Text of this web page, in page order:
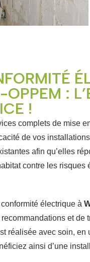
:
!
complets de mise
de vos
afin qu’elles
contre les
électrique à
et de
réalisée avec soin,
ainsi d’une